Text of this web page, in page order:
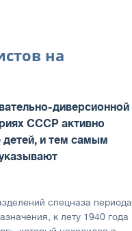
на
диверсионной
СССР активно
детей, и тем самым
спецназа периода
к лету 1940 года